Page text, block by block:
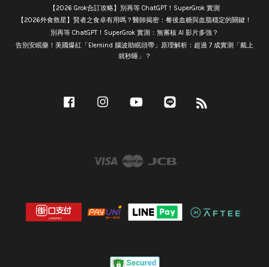
【2026 Grok合訂攻略】別再等 ChatGPT！SuperGrok 實測
【2026外食救星】賢者之食卓有用嗎？醫師揭密：餐後血糖與血脂穩定的關鍵！
別再等 ChatGPT！SuperGrok 實測：無審核 AI 影片多強？
告別安眠藥！美國爆紅「Elemind 腦波助眠頭帶」原理解析：超過 7 成實測「戴上
就秒睡」？
Facebook Instagram YouTube
Visa Master